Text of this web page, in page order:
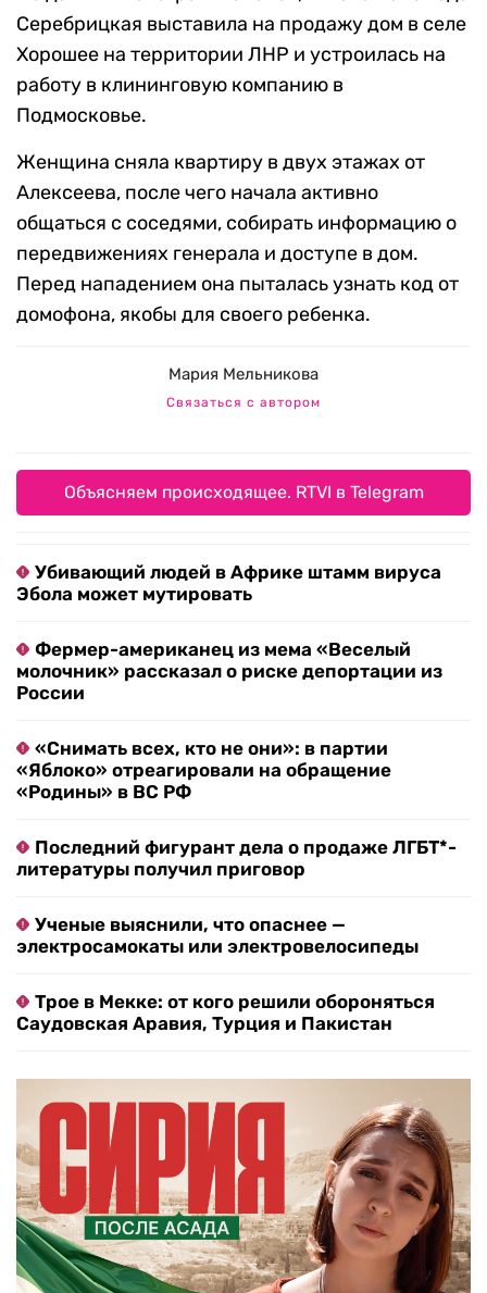
Серебрицкая выставила на продажу дом в селе
Хорошее на территории ЛНР и устроилась на
работу в клининговую компанию в
Подмосковье.
Женщина сняла квартиру в двух этажах от
Алексеева, после чего начала активно
общаться с соседями, собирать информацию о
передвижениях генерала и доступе в дом.
Перед нападением она пыталась узнать код от
домофона, якобы для своего ребенка.
Мария Мельникова
Связаться с автором
Объясняем происходящее. RTVI в Telegram
Убивающий людей в Африке штамм вируса
Эбола может мутировать
Фермер-американец из мема «Веселый
молочник» рассказал о риске депортации из
России
«Снимать всех, кто не они»: в партии
«Яблоко» отреагировали на обращение
«Родины» в ВС РФ
Последний фигурант дела о продаже ЛГБТ*-
литературы получил приговор
Ученые выяснили, что опаснее —
электросамокаты или электровелосипеды
Трое в Мекке: от кого решили обороняться
Саудовская Аравия, Турция и Пакистан